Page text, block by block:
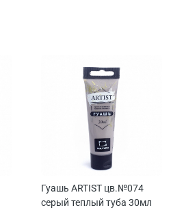
Гуашь ARTIST цв.№074
серый теплый туба 30мл